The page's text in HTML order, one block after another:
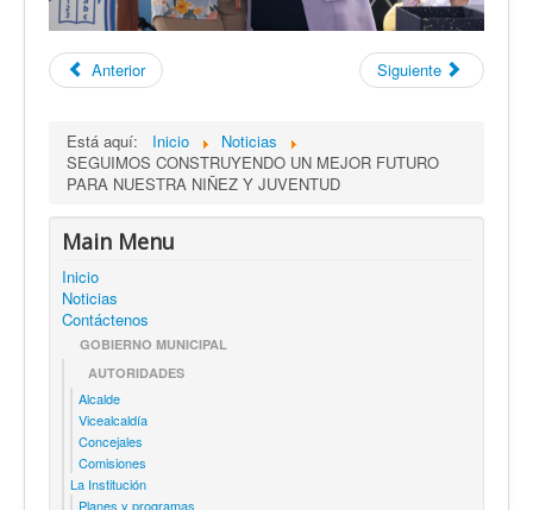
Anterior Siguiente
Está aquí: Inicio
Noticias
SEGUIMOS CONSTRUYENDO UN MEJOR FUTURO
PARA NUESTRA NIÑEZ Y JUVENTUD
Main Menu
Inicio
Noticias
Contáctenos
GOBIERNO MUNICIPAL
AUTORIDADES
Alcalde
Vicealcaldía
Concejales
Comisiones
La Institución
Planes y programas